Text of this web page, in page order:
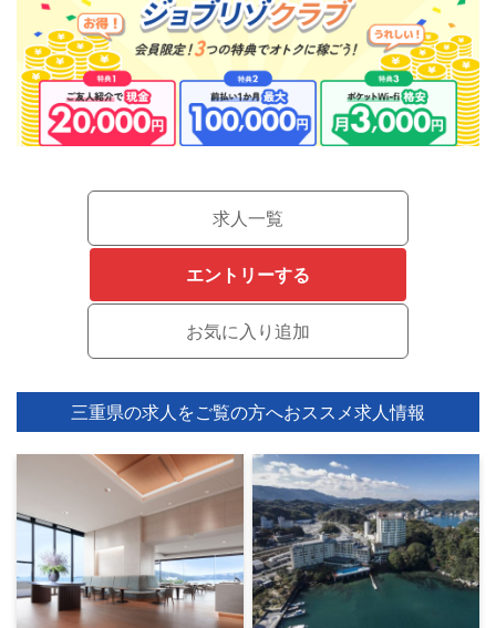
求人一覧
エントリーする
三重県の求人をご覧の方へおススメ求人情報